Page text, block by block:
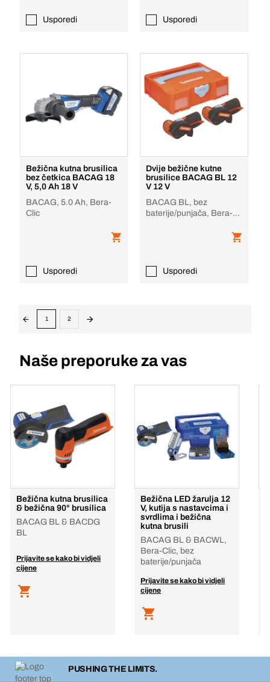
Usporedi Usporedi
Bežična kutna brusilica
bez četkica BACAG 18
V, 5,0 Ah 18 V
BACAG, 5.0 Ah, Bera-
Clic
Usporedi
Dvije bežične kutne
brusilice BACAG BL 12
V 12 V
BACAG BL, bez
baterije/punjača, Bera-
Usporedi
1 2
Naše preporuke za vas
Bežična kutna brusilica
& bežična 90° brusilica
BACAG BL & BACDG
BL
Prijavite se kako bi vidjeli
cijene
Bežična LED žarulja 12
V, kutija s nastavcima i
svrdlima i bežična
kutna brusili
BACAG BL & BACWL,
Bera-Clic, bez
baterije/punjača
Prijavite se kako bi vidjeli
cijene
PUSHING THE LIMITS.